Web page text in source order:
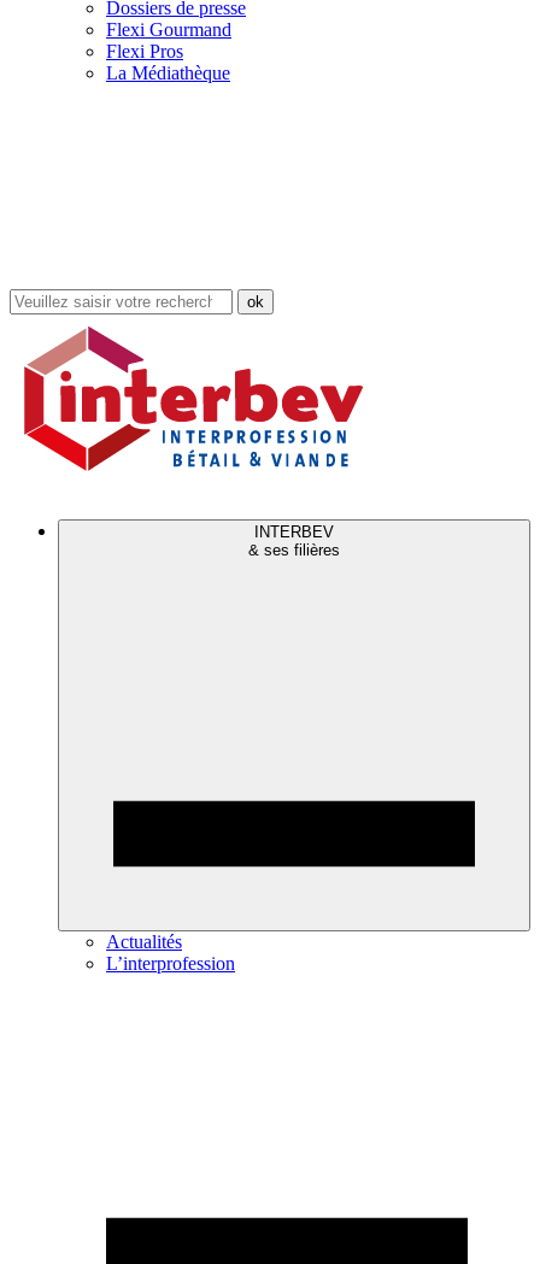
Dossiers de presse
Flexi Gourmand
Flexi Pros
La Médiathèque
Rechercher
dans
site
INTERBEV
& ses filières
Actualités
L’interprofession